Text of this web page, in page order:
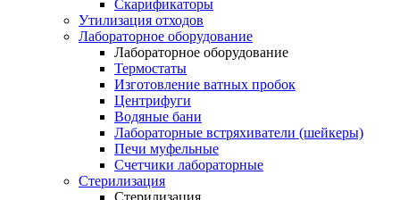
Скарификаторы
Утилизация отходов
Лабораторное оборудование
Лабораторное оборудование
Термостаты
Изготовление ватных пробок
Центрифуги
Водяные бани
Лабораторные встряхиватели (шейкеры)
Печи муфельные
Счетчики лабораторные
Стерилизация
Стерилизация